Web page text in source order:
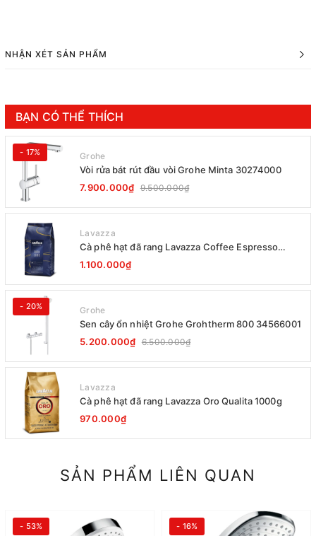
NHẬN XÉT SẢN PHẨM
BẠN CÓ THỂ THÍCH
- 17% Grohe
Vòi rửa bát rút đầu vòi Grohe Minta 30274000
7.900.000₫ 9.500.000₫
Lavazza
Cà phê hạt đã rang Lavazza Coffee Espresso
Super Crema 1000g Date 12-2027
1.100.000₫
- 20% Grohe
Sen cây ổn nhiệt Grohe Grohtherm 800 34566001
5.200.000₫ 6.500.000₫
Lavazza
Cà phê hạt đã rang Lavazza Oro Qualita 1000g
970.000₫
SẢN PHẨM LIÊN QUAN
- 53% - 16%